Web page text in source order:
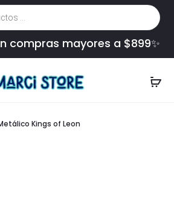
compras mayores a $899✨
Kings of Leon